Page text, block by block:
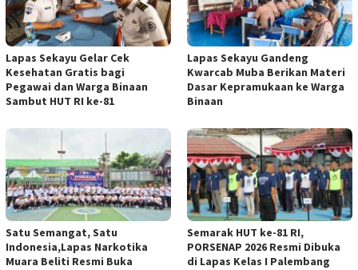
Lapas Sekayu Gelar Cek
Kesehatan Gratis bagi
Pegawai dan Warga Binaan
Sambut HUT RI ke-81
Lapas Sekayu Gandeng
Kwarcab Muba Berikan Materi
Dasar Kepramukaan ke Warga
Binaan
Satu Semangat, Satu
Indonesia,Lapas Narkotika
Muara Beliti Resmi Buka
Semarak HUT ke-81 RI,
PORSENAP 2026 Resmi Dibuka
di Lapas Kelas I Palembang